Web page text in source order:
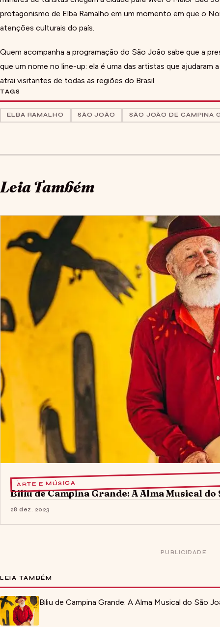
protagonismo de Elba Ramalho em um momento em que o
atenções culturais do país.
Quem acompanha a programação do São João sabe que a
que um nome no line-up: ela é uma das artistas que
atrai visitantes de todas as regiões do Brasil.
TAGS
ELBA RAMALHO SÃO JOÃO SÃO JOÃO DE CAMPINA
Leia Também
ARTE E MÚSICA
Biliu de Campina Grande: A Alma Musical do
28 dez. 2023
PUBLICIDADE
LEIA TAMBÉM
Biliu de Campina Grande: A Alma Musical do São